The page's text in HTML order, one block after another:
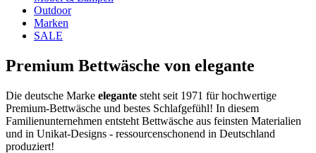
Outdoor
Marken
SALE
Premium Bettwäsche von elegante
Die deutsche Marke elegante steht seit 1971 für hochwertige
Premium-Bettwäsche und bestes Schlafgefühl! In diesem
Familienunternehmen entsteht Bettwäsche aus feinsten Materialien
und in Unikat-Designs - ressourcenschonend in Deutschland
produziert!